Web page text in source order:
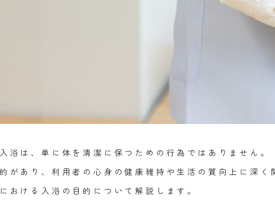
浴は、単に体を清潔に保つための行為ではありません。
があり、利用者の心身の健康維持や生活の質向上に深く
おける入浴の目的について解説します。